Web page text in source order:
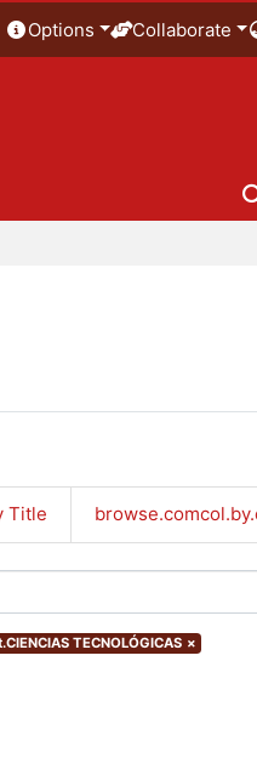
Options Collaborate
Title
TECNOLÓGICAS ×